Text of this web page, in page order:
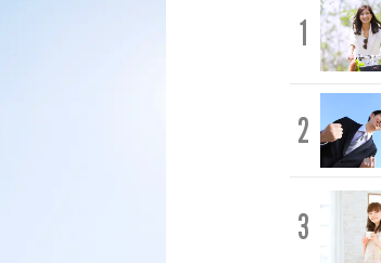
1
2
3